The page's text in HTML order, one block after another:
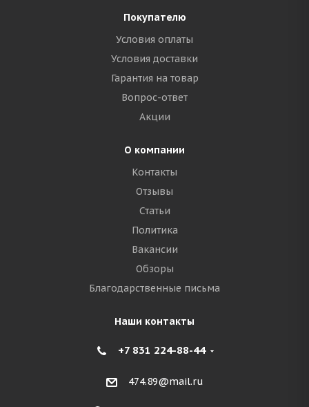
Покупателю
Условия оплаты
Условия доставки
Гарантия на товар
Вопрос-ответ
Акции
О компании
Контакты
Отзывы
Статьи
Политика
Вакансии
Обзоры
Благодарственные письма
Наши контакты
+7 831 224-88-44
474.89@mail.ru